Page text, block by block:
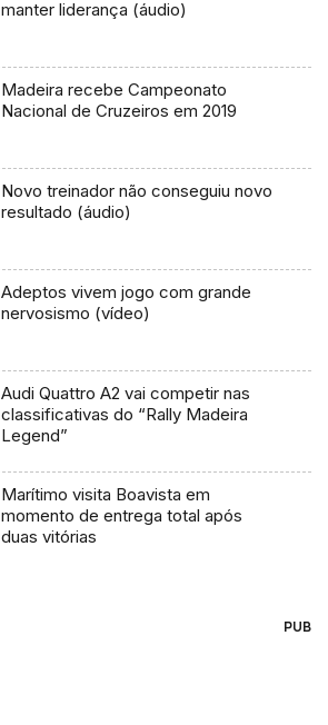
manter liderança (áudio)
Madeira recebe Campeonato
Nacional de Cruzeiros em 2019
Novo treinador não conseguiu novo
resultado (áudio)
Adeptos vivem jogo com grande
nervosismo (vídeo)
Audi Quattro A2 vai competir nas
classificativas do “Rally Madeira
Legend”
Marítimo visita Boavista em
momento de entrega total após
duas vitórias
PUB